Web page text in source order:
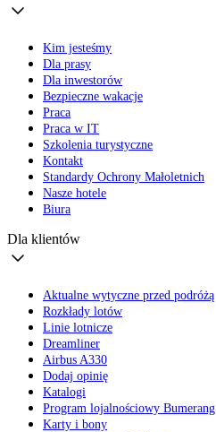
Kim jesteśmy
Dla prasy
Dla inwestorów
Bezpieczne wakacje
Praca
Praca w IT
Szkolenia turystyczne
Kontakt
Standardy Ochrony Małoletnich
Nasze hotele
Biura
Dla klientów
Aktualne wytyczne przed podróżą
Rozkłady lotów
Linie lotnicze
Dreamliner
Airbus A330
Dodaj opinię
Katalogi
Program lojalnościowy Bumerang
Karty i bony